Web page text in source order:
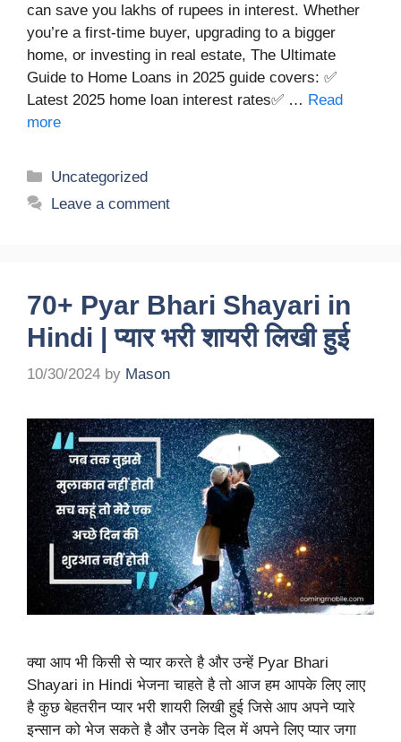
can save you lakhs of rupees in interest. Whether
you’re a first-time buyer, upgrading to a bigger
home, or investing in real estate, The Ultimate
Guide to Home Loans in 2025 guide covers: ✅
Latest 2025 home loan interest rates✅ … Read
more
Categories
Uncategorized
Leave a comment
70+ Pyar Bhari Shayari in
Hindi | प्यार भरी शायरी लिखी हुई
10/30/2024 by Mason
क्या आप भी किसी से प्यार करते है और उन्हें Pyar Bhari
Shayari in Hindi भेजना चाहते है तो आज हम आपके लिए लाए
है कुछ बेहतरीन प्यार भरी शायरी लिखी हुई जिसे आप अपने प्यारे
इन्सान को भेज सकते है और उनके दिल में अपने लिए प्यार जगा